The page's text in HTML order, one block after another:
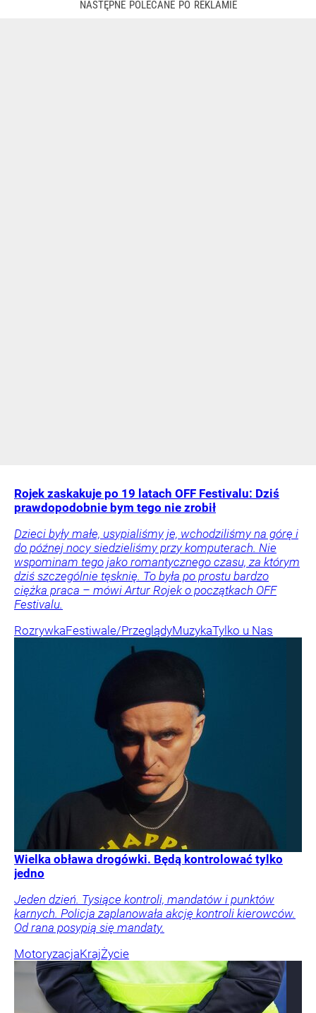
Rojek zaskakuje po 19 latach OFF Festivalu: Dziś
prawdopodobnie bym tego nie zrobił
Dzieci były małe, usypialiśmy je, wchodziliśmy na górę i
do późnej nocy siedzieliśmy przy komputerach. Nie
wspominam tego jako romantycznego czasu, za którym
dziś szczególnie tęsknię. To była po prostu bardzo
ciężka praca – mówi Artur Rojek o początkach OFF
Festivalu.
RozrywkaFestiwale/PrzeglądyMuzykaTylko u Nas
Wielka obława drogówki. Będą kontrolować tylko
jedno
Jeden dzień. Tysiące kontroli, mandatów i punktów
karnych. Policja zaplanowała akcję kontroli kierowców.
Od rana posypią się mandaty.
MotoryzacjaKrajŻycie